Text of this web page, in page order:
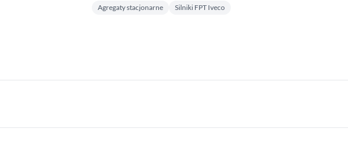
Agregaty stacjonarne Silniki FPT Iveco